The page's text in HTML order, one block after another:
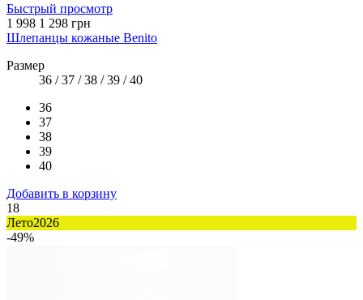
Быстрый просмотр
1 998 1 298 грн
Шлепанцы кожаные Benito
Размер
36 / 37 / 38 / 39 / 40
36
37
38
39
40
Добавить в корзину
18
Лето2026
-49%